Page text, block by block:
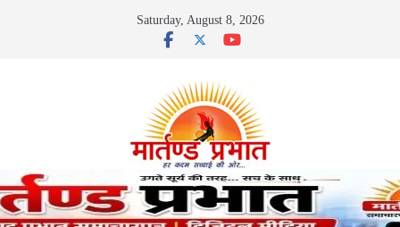
Saturday, August 8, 2026